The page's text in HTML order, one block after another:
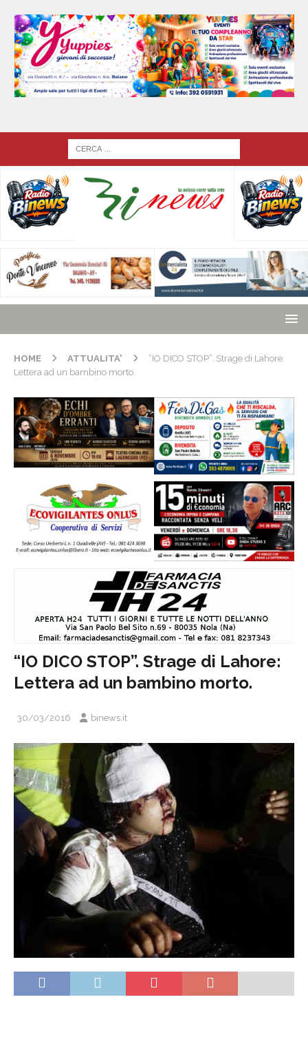
HOME ATTUALITA'
“IO DICO STOP”. Strage di Lahore:
Lettera ad un bambino morto.
“IO DICO STOP”. Strage di Lahore:
Lettera ad un bambino morto.
30/03/2016 binews.it